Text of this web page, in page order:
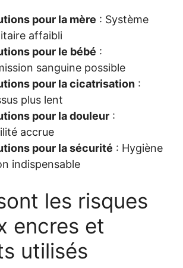
pour la mère : Système
affaibli
pour le bébé :
sanguine possible
pour la cicatrisation :
plus lent
pour la douleur :
accrue
pour la sécurité : Hygiène
indispensable
les risques
encres et
utilisés